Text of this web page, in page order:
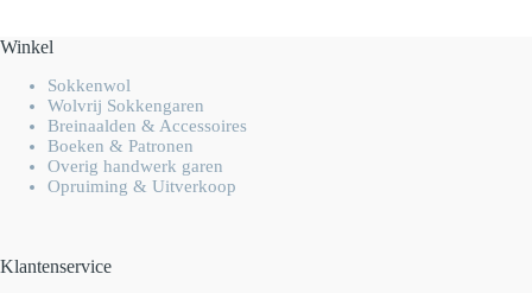
Winkel
Sokkenwol
Wolvrij Sokkengaren
Breinaalden & Accessoires
Boeken & Patronen
Overig handwerk garen
Opruiming & Uitverkoop
Klantenservice